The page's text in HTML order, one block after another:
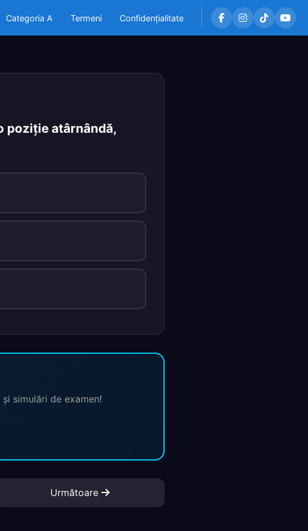
Categoria A Termeni Confidențialitate
poziţie atârnândă,
simulări de examen!
Următoare